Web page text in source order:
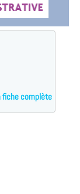
fiche complète